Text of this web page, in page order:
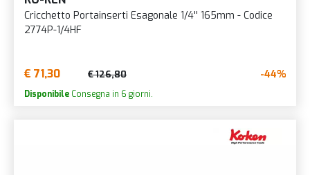
Cricchetto Portainserti Esagonale 1/4'' 165mm - Codice
2774P-1/4HF
€ 71,30 € 126,80 -44%
Disponibile Consegna in 6 giorni.